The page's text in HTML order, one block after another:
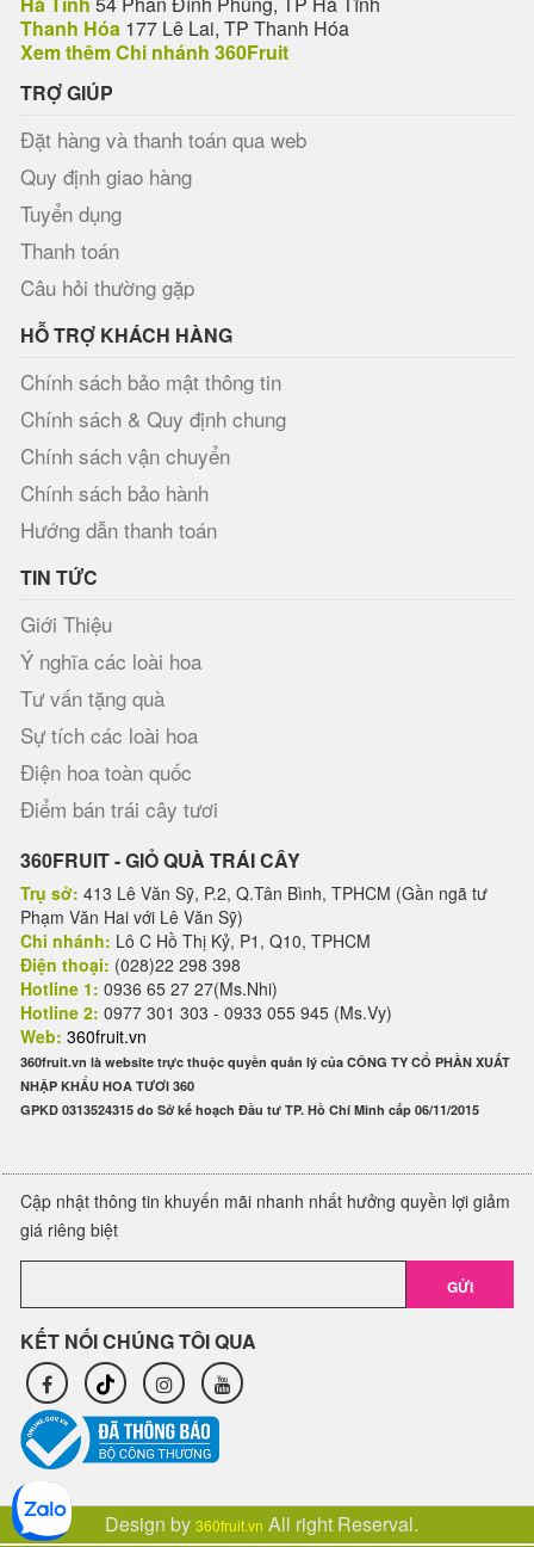
Thanh Hóa 177 Lê Lai, TP Thanh Hóa
Xem thêm Chi nhánh 360Fruit
TRỢ GIÚP
Đặt hàng và thanh toán qua web
Quy định giao hàng
Tuyển dụng
Thanh toán
Câu hỏi thường gặp
HỖ TRỢ KHÁCH HÀNG
Chính sách bảo mật thông tin
Chính sách & Quy định chung
Chính sách vận chuyển
Chính sách bảo hành
Hướng dẫn thanh toán
TIN TỨC
Giới Thiệu
Ý nghĩa các loài hoa
Tư vấn tặng quà
Sự tích các loài hoa
Điện hoa toàn quốc
Điểm bán trái cây tươi
360FRUIT - GIỎ QUÀ TRÁI CÂY
Trụ sở: 413 Lê Văn Sỹ, P.2, Q.Tân Bình, TPHCM (Gần ngã tư
Phạm Văn Hai với Lê Văn Sỹ)
Chi nhánh: Lô C Hồ Thị Kỷ, P1, Q10, TPHCM
Điện thoại: (028)22 298 398
Hotline 1: 0936 65 27 27(Ms.Nhi)
Hotline 2: 0977 301 303 - 0933 055 945 (Ms.Vy)
Web: 360fruit.vn
360fruit.vn là website trực thuộc quyền quản lý của CÔNG TY CỔ PHẦN XUẤT
NHẬP KHẨU HOA TƯƠI 360
GPKD 0313524315 do Sở kế hoạch Đầu tư TP. Hồ Chí Minh cấp 06/11/2015
Cập nhật thông tin khuyến mãi nhanh nhất hưởng quyền lợi giảm
giá riêng biệt
GỬI
KẾT NỐI CHÚNG TÔI QUA
Design by 360fruit.vn All right Reserval.